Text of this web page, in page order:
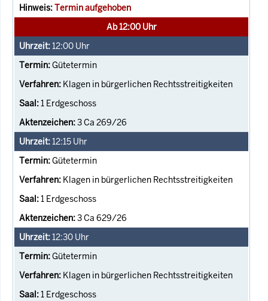
Termin aufgehoben
Ab 12:00 Uhr
12:00 Uhr
Gütetermin
Klagen in bürgerlichen Rechtsstreitigkeiten
1 Erdgeschoss
3 Ca 269/26
12:15 Uhr
Gütetermin
Klagen in bürgerlichen Rechtsstreitigkeiten
1 Erdgeschoss
3 Ca 629/26
12:30 Uhr
Gütetermin
Klagen in bürgerlichen Rechtsstreitigkeiten
1 Erdgeschoss